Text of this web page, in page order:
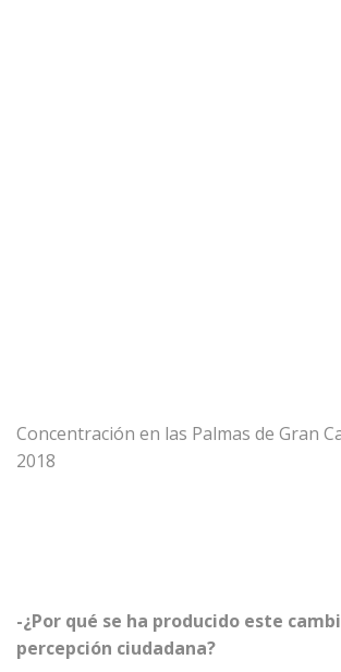
Concentración en las Palmas de Gran
2018
-¿Por qué se ha producido este
percepción ciudadana?